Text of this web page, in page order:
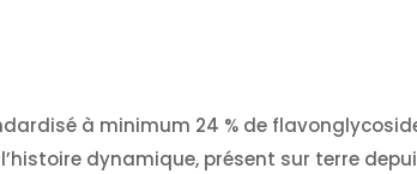
à minimum 24 % de
dynamique, présent sur terre